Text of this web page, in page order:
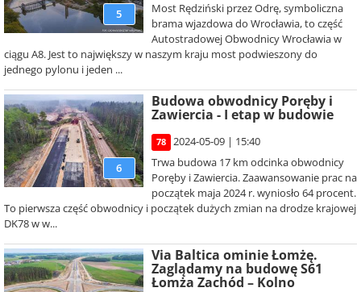
5
Most Rędziński przez Odrę, symboliczna
brama wjazdowa do Wrocławia, to część
Autostradowej Obwodnicy Wrocławia w
ciągu A8. Jest to największy w naszym kraju most podwieszony do
jednego pylonu i jeden ...
6
Budowa obwodnicy Poręby i
Zawiercia - I etap w budowie
78
2024-05-09 | 15:40
Trwa budowa 17 km odcinka obwodnicy
Poręby i Zawiercia. Zaawansowanie prac na
początek maja 2024 r. wyniosło 64 procent.
To pierwsza część obwodnicy i początek dużych zmian na drodze krajowej
DK78 w w...
Via Baltica ominie Łomżę.
Zaglądamy na budowę S61
Łomża Zachód – Kolno